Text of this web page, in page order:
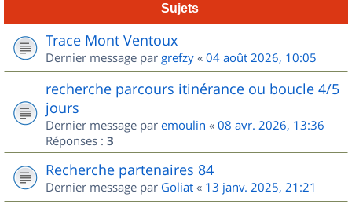
Sujets
Trace Mont Ventoux
Dernier message par grefzy « 04 août 2026, 10:05
recherche parcours itinérance ou boucle 4/5
jours
Dernier message par emoulin « 08 avr. 2026, 13:36
Réponses : 3
Recherche partenaires 84
Dernier message par Goliat « 13 janv. 2025, 21:21